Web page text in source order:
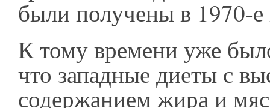
были получены в 1970-
К тому времени уже
что западные диеты с
содержанием жира и